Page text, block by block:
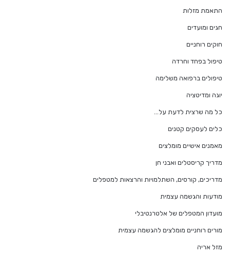
התאמת מזלות
חגים ומועדים
חוקים רוחניים
טיפול בפחד וחרדה
טיפולים ברפואה משלימה
יוגה ומדיטציה
כל מה שרצית לדעת על…
כלים לעסקים קטנים
מאמנים אישיים מומלצים
מדריך קריסטלים ואבני חן
מדריכים, קורסים, השתלמויות והרצאות למטפלים
מודעות והגשמה עצמית
מועדון המטפלים של אלטרנטיבלי
מורים רוחניים מומלצים להגשמה עצמית
מזל אריה